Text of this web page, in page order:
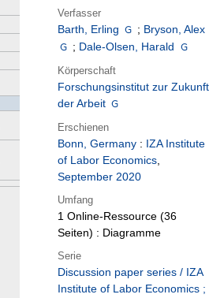
Verfasser
Barth, Erling ; Bryson, Alex
; Dale-Olsen, Harald
Körperschaft
Forschungsinstitut zur Zukunft
der Arbeit
Erschienen
Bonn, Germany : IZA Institute
of Labor Economics,
September 2020
Umfang
1 Online-Ressource (36
Seiten) : Diagramme
Serie
Discussion paper series / IZA
Institute of Labor Economics ;